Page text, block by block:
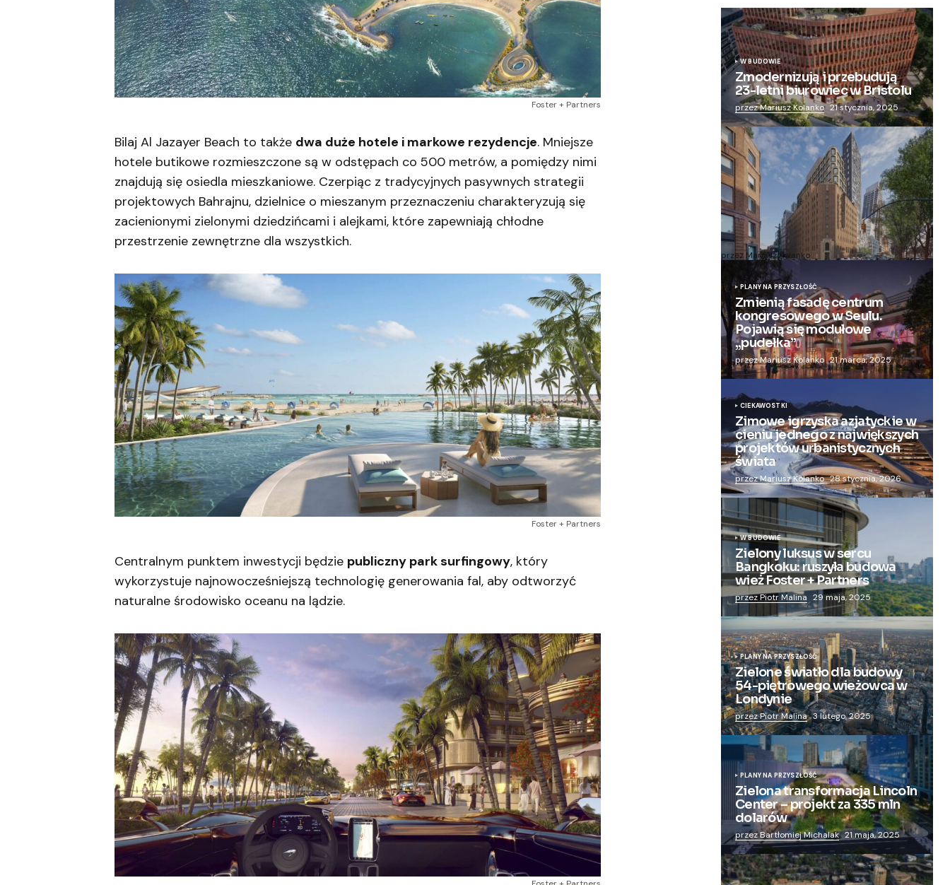
Foster + Partners
Bilaj Al Jazayer Beach to także dwa duże hotele i markowe rezydencje. Mniejsze
hotele butikowe rozmieszczone są w odstępach co 500 metrów, a pomiędzy nimi
znajdują się osiedla mieszkaniowe. Czerpiąc z tradycyjnych pasywnych strategii
projektowych Bahrajnu, dzielnice o mieszanym przeznaczeniu charakteryzują się
zacienionymi zielonymi dziedzińcami i alejkami, które zapewniają chłodne
przestrzenie zewnętrzne dla wszystkich.
Foster + Partners
Centralnym punktem inwestycji będzie publiczny park surfingowy, który
wykorzystuje najnowocześniejszą technologię generowania fal, aby odtworzyć
naturalne środowisko oceanu na lądzie.
W BUDOWIE
Zmodernizują i przebudują
23-letni biurowiec w Bristolu
przez Mariusz Kolanko 21 stycznia, 2025
Zmieniają więzienie dla kobiet w
nowoczesny apartamentowiec
przez Mariusz Kolanko 20 lipca, 2024
PLANY NA PRZYSZŁOŚĆ
Zmienią fasadę centrum
kongresowego w Seulu.
Pojawią się modułowe
„pudełka”
przez Mariusz Kolanko 21 marca, 2025
CIEKAWOSTKI
Zimowe igrzyska azjatyckie w
cieniu jednego z największych
projektów urbanistycznych
świata
przez Mariusz Kolanko 28 stycznia, 2026
W BUDOWIE
Zielony luksus w sercu
Bangkoku: ruszyła budowa
wież Foster + Partners
przez Piotr Malina 29 maja, 2025
PLANY NA PRZYSZŁOŚĆ
Zielone światło dla budowy
54-piętrowego wieżowca w
Londynie
przez Piotr Malina 3 lutego, 2025
PLANY NA PRZYSZŁOŚĆ
Zielona transformacja Lincoln
Center – projekt za 335 mln
dolarów
przez Bartłomiej Michalak 21 maja, 2025